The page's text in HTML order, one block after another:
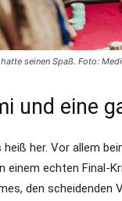
seinen Spaß. Foto:
und eine
heiß her. Vor allem
einem echten Final-
den